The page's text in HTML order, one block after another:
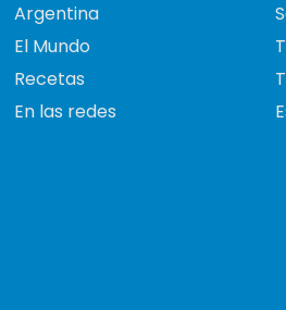
Argentina
El Mundo
Recetas
En las redes